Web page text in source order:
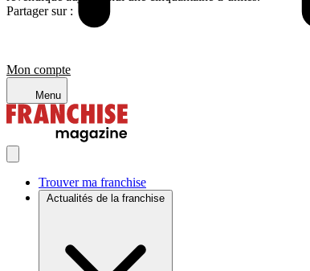
Mon compte
Menu
Trouver ma franchise
Actualités de la franchise
Partager sur :